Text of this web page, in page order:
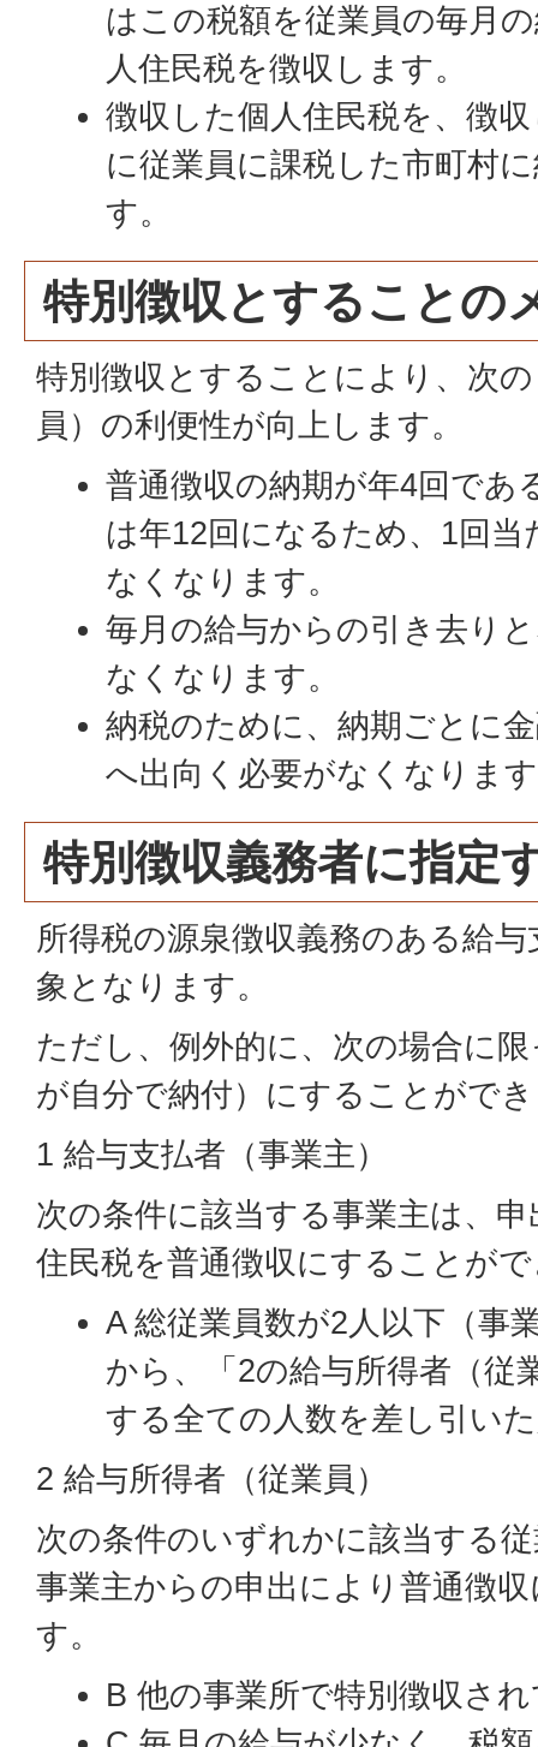
はこの税額を従業員の毎月
人住民税を徴収します。
徴収した個人住民税を、徴
に従業員に課税した市町村
す。
特別徴収とすることの
特別徴収とすることにより、次
員）の利便性が向上します。
普通徴収の納期が年4回であ
は年12回になるため、1回
なくなります。
毎月の給与からの引き去り
なくなります。
納税のために、納期ごとに
へ出向く必要がなくなりま
特別徴収義務者に指定
所得税の源泉徴収義務のある給
象となります。
ただし、例外的に、次の場合に
が自分で納付）にすることがで
1 給与支払者（事業主）
次の条件に該当する事業主は、
住民税を普通徴収にすることが
A 総従業員数が2人以下（事
から、「2の給与所得者（従
する全ての人数を差し引い
2 給与所得者（従業員）
次の条件のいずれかに該当する
事業主からの申出により普通徴
す。
B 他の事業所で特別徴収さ